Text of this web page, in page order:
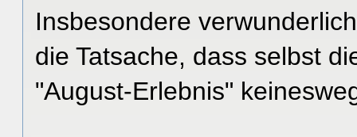
Insbesondere
die Tatsache, dass selbst
"August-Erlebnis"